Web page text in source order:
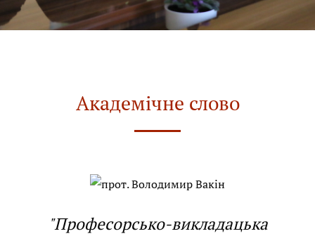
Академічне слово
"Професорсько-викладацька